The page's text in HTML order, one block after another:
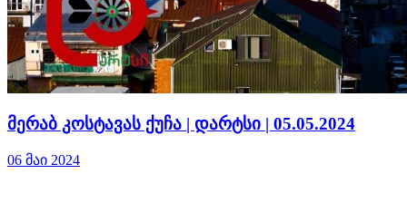
მერაბ კოსტავას ქუჩა | დარტსი | 05.05.2024
06 მაი 2024